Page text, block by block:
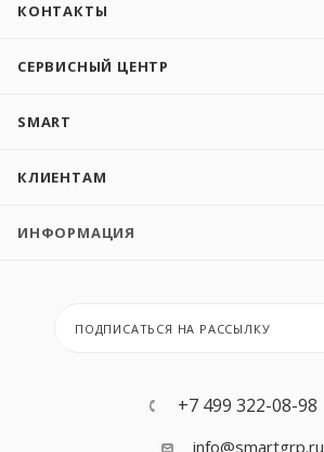
КОНТАКТЫ
СЕРВИСНЫЙ ЦЕНТР
SMART
КЛИЕНТАМ
ИНФОРМАЦИЯ
ПОДПИСАТЬСЯ НА РАССЫЛКУ
+7 499 322-08-98
info@smartgrp.ru